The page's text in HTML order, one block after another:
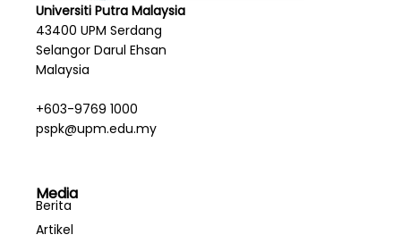
Universiti Putra Malaysia
43400 UPM Serdang
Selangor Darul Ehsan
Malaysia
+603-9769 1000
pspk@upm.edu.my
Media
Berita
Artikel